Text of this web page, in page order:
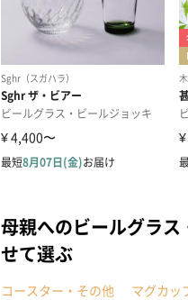
母親へのビールグラ
せて選ぶ
コースター・その他 マグカッ